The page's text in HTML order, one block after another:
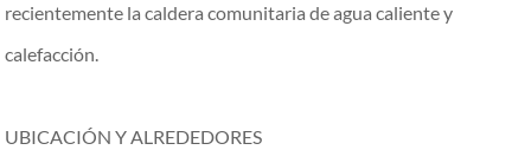
recientemente la caldera comunitaria de agua caliente y
calefacción.
UBICACIÓN Y ALREDEDORES